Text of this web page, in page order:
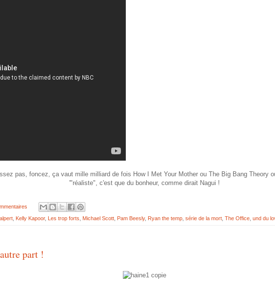
pas, foncez, ça vaut mille milliard de fois How I Met Your Mother ou The Big Bang Theory
'"réaliste", c'est que du bonheur, comme dirait Nagui !
Kelly Kapoor, Les trop forts Michael Scott Pam Beesly, Ryan the temp série de la mort The Office und du
part !